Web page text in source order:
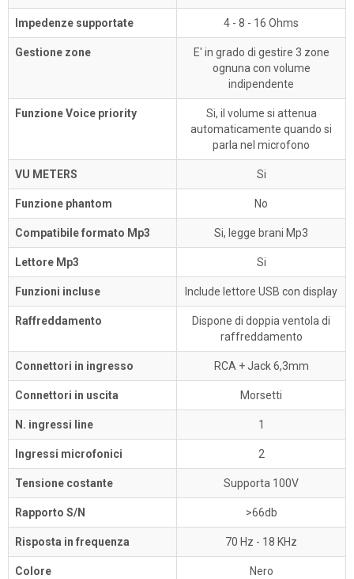
Impedenze supportate 4 - 8 - 16 Ohms
Gestione zone
E' in grado di gestire 3 zone
ognuna con volume
indipendente
Funzione Voice priority
Si, il volume si attenua
automaticamente quando si
parla nel microfono
VU METERS Si
Funzione phantom No
Compatibile formato Mp3 Si, legge brani Mp3
Lettore Mp3 Si
Funzioni incluse Include lettore USB con display
Raffreddamento
Dispone di doppia ventola di
raffreddamento
Connettori in ingresso RCA + Jack 6,3mm
Connettori in uscita Morsetti
N. ingressi line 1
Ingressi microfonici 2
Tensione costante Supporta 100V
Rapporto S/N >66db
Risposta in frequenza 70 Hz - 18 KHz
Colore Nero